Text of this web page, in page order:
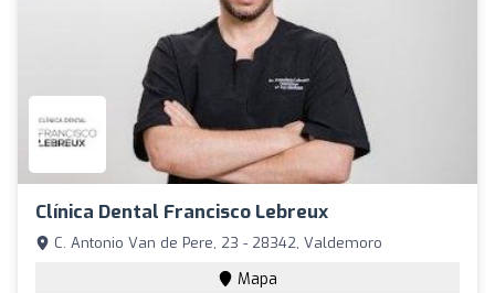
Clínica Dental Francisco Lebreux
C. Antonio Van de Pere, 23 - 28342, Valdemoro
Mapa